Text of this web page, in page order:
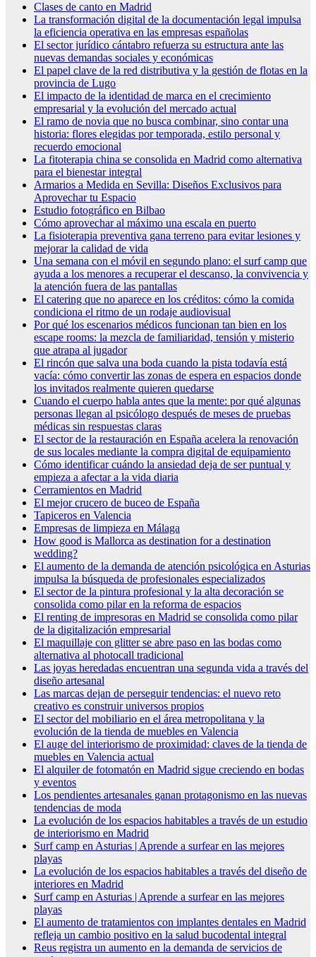
Clases de canto en Madrid
La transformación digital de la documentación legal impulsa
la eficiencia operativa en las empresas españolas
El sector jurídico cántabro refuerza su estructura ante las
nuevas demandas sociales y económicas
El papel clave de la red distributiva y la gestión de flotas en la
provincia de Lugo
El impacto de la identidad de marca en el crecimiento
empresarial y la evolución del mercado actual
El ramo de novia que no busca combinar, sino contar una
historia: flores elegidas por temporada, estilo personal y
recuerdo emocional
La fitoterapia china se consolida en Madrid como alternativa
para el bienestar integral
Armarios a Medida en Sevilla: Diseños Exclusivos para
Aprovechar tu Espacio
Estudio fotográfico en Bilbao
Cómo aprovechar al máximo una escala en puerto
La fisioterapia preventiva gana terreno para evitar lesiones y
mejorar la calidad de vida
Una semana con el móvil en segundo plano: el surf camp que
ayuda a los menores a recuperar el descanso, la convivencia y
la atención fuera de las pantallas
El catering que no aparece en los créditos: cómo la comida
condiciona el ritmo de un rodaje audiovisual
Por qué los escenarios médicos funcionan tan bien en los
escape rooms: la mezcla de familiaridad, tensión y misterio
que atrapa al jugador
El rincón que salva una boda cuando la pista todavía está
vacía: cómo convertir las zonas de espera en espacios donde
los invitados realmente quieren quedarse
Cuando el cuerpo habla antes que la mente: por qué algunas
personas llegan al psicólogo después de meses de pruebas
médicas sin respuestas claras
El sector de la restauración en España acelera la renovación
de sus locales mediante la compra digital de equipamiento
Cómo identificar cuándo la ansiedad deja de ser puntual y
empieza a afectar a la vida diaria
Cerramientos en Madrid
El mejor crucero de buceo de España
Tapiceros en Valencia
Empresas de limpieza en Málaga
How good is Mallorca as destination for a destination
wedding?
El aumento de la demanda de atención psicológica en Asturias
impulsa la búsqueda de profesionales especializados
El sector de la pintura profesional y la alta decoración se
consolida como pilar en la reforma de espacios
El renting de impresoras en Madrid se consolida como pilar
de la digitalización empresarial
El maquillaje con glitter se abre paso en las bodas como
alternativa al photocall tradicional
Las joyas heredadas encuentran una segunda vida a través del
diseño artesanal
Las marcas dejan de perseguir tendencias: el nuevo reto
creativo es construir universos propios
El sector del mobiliario en el área metropolitana y la
evolución de la tienda de muebles en Valencia
El auge del interiorismo de proximidad: claves de la tienda de
muebles en Valencia actual
El alquiler de fotomatón en Madrid sigue creciendo en bodas
y eventos
Los pendientes artesanales ganan protagonismo en las nuevas
tendencias de moda
La evolución de los espacios habitables a través de un estudio
de interiorismo en Madrid
Surf camp en Asturias | Aprende a surfear en las mejores
playas
La evolución de los espacios habitables a través del diseño de
interiores en Madrid
Surf camp en Asturias | Aprende a surfear en las mejores
playas
El aumento de tratamientos con implantes dentales en Madrid
refleja un cambio positivo en la salud bucodental integral
Reus registra un aumento en la demanda de servicios de